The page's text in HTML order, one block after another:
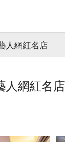
人網紅名店
人網紅名店